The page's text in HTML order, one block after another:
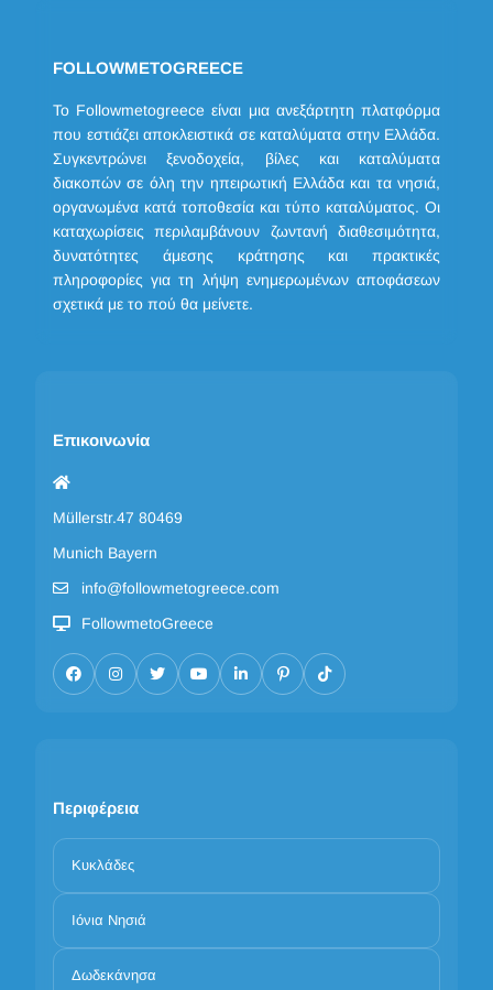
FOLLOWMETOGREECE
Το Followmetogreece είναι μια ανεξάρτητη πλατφόρμα
που εστιάζει αποκλειστικά σε καταλύματα στην Ελλάδα.
Συγκεντρώνει ξενοδοχεία, βίλες και καταλύματα
διακοπών σε όλη την ηπειρωτική Ελλάδα και τα νησιά,
οργανωμένα κατά τοποθεσία και τύπο καταλύματος. Οι
καταχωρίσεις περιλαμβάνουν ζωντανή διαθεσιμότητα,
δυνατότητες άμεσης κράτησης και πρακτικές
πληροφορίες για τη λήψη ενημερωμένων αποφάσεων
σχετικά με το πού θα μείνετε.
Επικοινωνία
Müllerstr.47 80469
Munich Bayern
info@followmetogreece.com
FollowmetoGreece
Περιφέρεια
Κυκλάδες
Ιόνια Νησιά
Δωδεκάνησα